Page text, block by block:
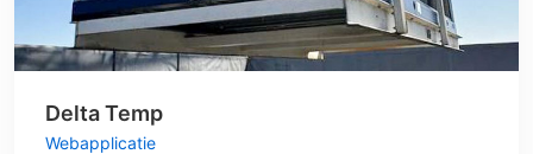
Delta Temp
Webapplicatie